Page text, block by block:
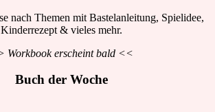
nach Themen mit Bastelanleitung, Spielidee,
Kinderrezept & vieles mehr.
Workbook erscheint bald <<
Buch der Woche